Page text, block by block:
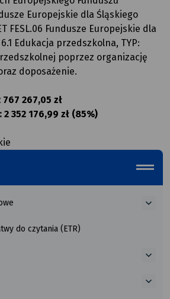
Europejskie dla Śląskiego
FESL.06 Fundusze Europejskie dla
Edukacja przedszkolna, TYP:
poprzez organizację
doposażenie.
267,05 zł
352 176,99 zł (85%)
do czytania (ETR)